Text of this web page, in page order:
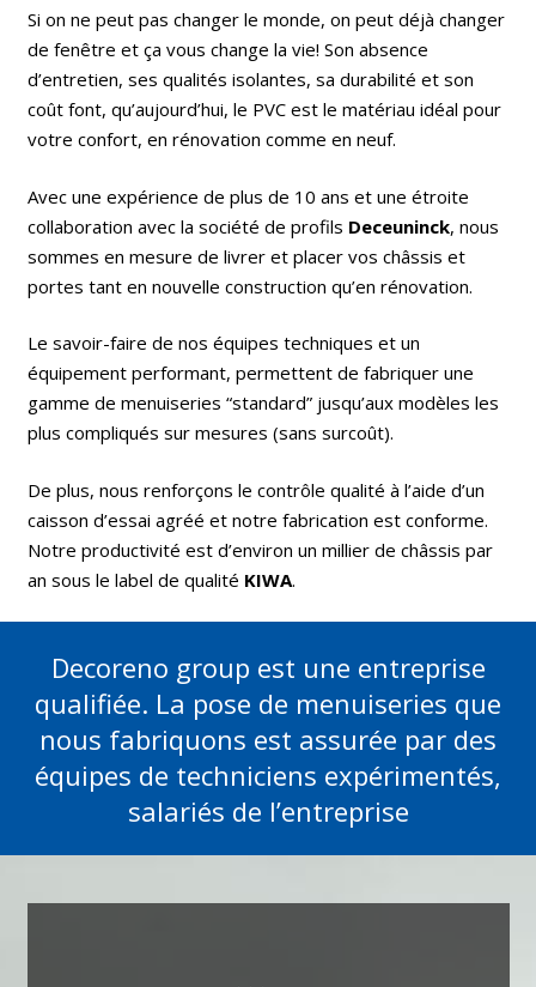
Si on ne peut pas changer le monde, on peut déjà changer
de fenêtre et ça vous change la vie! Son absence
d’entretien, ses qualités isolantes, sa durabilité et son
coût font, qu’aujourd’hui, le PVC est le matériau idéal pour
votre confort, en rénovation comme en neuf.
Avec une expérience de plus de 10 ans et une étroite
collaboration avec la société de profils Deceuninck, nous
sommes en mesure de livrer et placer vos châssis et
portes tant en nouvelle construction qu’en rénovation.
Le savoir-faire de nos équipes techniques et un
équipement performant, permettent de fabriquer une
gamme de menuiseries “standard” jusqu’aux modèles les
plus compliqués sur mesures (sans surcoût).
De plus, nous renforçons le contrôle qualité à l’aide d’un
caisson d’essai agréé et notre fabrication est conforme.
Notre productivité est d’environ un millier de châssis par
an sous le label de qualité KIWA.
Decoreno group est une entreprise
qualifiée. La pose de menuiseries que
nous fabriquons est assurée par des
équipes de techniciens expérimentés,
salariés de l’entreprise